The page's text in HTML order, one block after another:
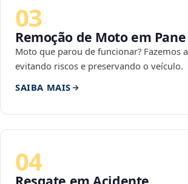
03
Remoção de Moto em Pane
Moto que parou de funcionar? Fazemos
evitando riscos e preservando o veículo.
SAIBA MAIS
04